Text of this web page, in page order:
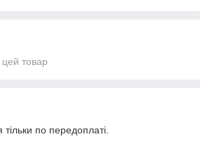
цей товар
тільки по передоплаті.